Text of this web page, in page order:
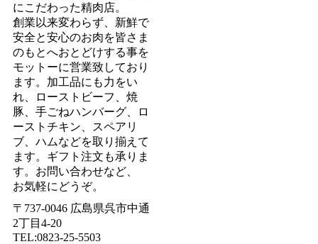
にこだわった精肉店。
創業以来変わらず、新鮮で
安全と安心のお肉を皆さま
のもとへおとどけする事を
モットーに営業致しており
ます。加工品にも力をい
れ、ローストビーフ、焼
豚、手ごねハンバーグ、ロ
ーストチキン、スペアリ
ブ、ハムなどを取り揃えて
ます。ギフト注文も承りま
す。お問い合わせなど、
お気軽にどうぞ。
〒737-0046 広島県呉市中通
2丁目4-20
TEL:0823-25-5503